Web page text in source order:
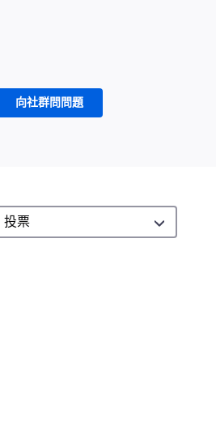
向社群問問題